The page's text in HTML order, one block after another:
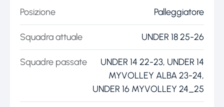
Posizione Palleggiatore
Squadra attuale UNDER 18 25-26
Squadre passate
UNDER 14 22-23, UNDER 14
MYVOLLEY ALBA 23-24,
UNDER 16 MYVOLLEY 24_25